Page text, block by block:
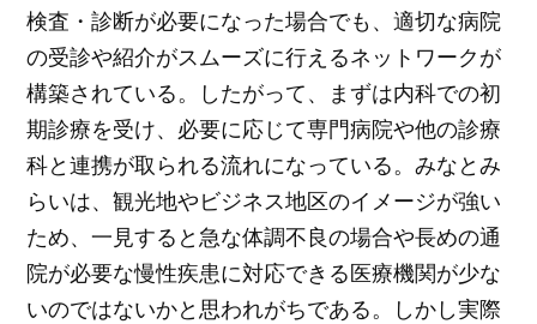
検査・診断が必要になった場合でも、適切な病院
の受診や紹介がスムーズに行えるネットワークが
構築されている。したがって、まずは内科での初
期診療を受け、必要に応じて専門病院や他の診療
科と連携が取られる流れになっている。みなとみ
らいは、観光地やビジネス地区のイメージが強い
ため、一見すると急な体調不良の場合や長めの通
院が必要な慢性疾患に対応できる医療機関が少な
いのではないかと思われがちである。しかし実際